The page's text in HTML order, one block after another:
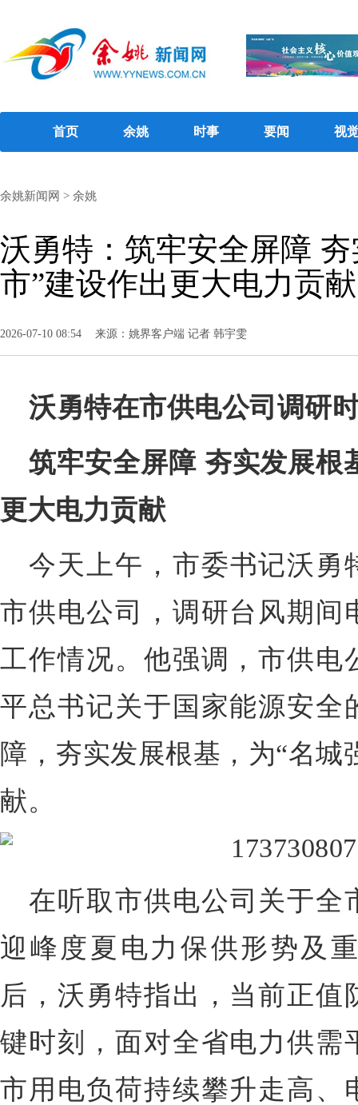
首页 余姚 时事 要闻 视
余姚新闻网 > 余姚
沃勇特：筑牢安全屏障
市”建设作出更大电力贡献
2026-07-10 08:54 来源：姚界客户端 记者 韩宇雯
沃勇特在市供电公司调研
筑牢安全屏障 夯实发展根
更大电力贡献
今天上午， 市委书记沃勇
市供电公司，调研台风期间
工作情况。他强调，市供电
平总书记关于国家能源安全
障，夯实发展根基，为“名城
献。
在听取市供电公司关于全
迎峰度夏电力保供形势及
后，沃勇特指出，当前正
键时刻，面对全省电力供需
市用电负荷持续攀升走高、